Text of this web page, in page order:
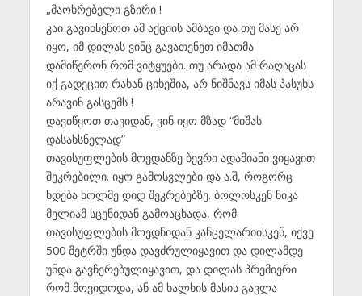
„მაოხრებელი გზირი !
კაი გავიხსენოთ ამ აქციის ამბავი და თუ მასე არ
იყო, იმ დილას ვინც გავათენეთ იმათმა
დამიწერონ რომ ვიტყუები. თუ არადა ამ რაღაცას
იქ გადეცით რახან ციხეშია, არ ნიშნავს იმას პასუხს
არავინ გასცემს !
დავიწყოთ თავიდან, ვინ იყო მზად “მიშას
დასახსნელად”
თავისუფლების მოედანზე ბევრი ადამიანი ვიყავით
შეკრებილი. იყო გამოსვლები და ა.შ, როგორც
ხდება ხოლმე დიდ შეკრებებზე. ბოლოსკენ ნიკა
მელიამ სცენიდან გამოაცხადა, რომ
თავისუფლების მოედნიდან კანცელარიისკენ, იქვე
500 მეტრში უნდა დავძრულიყავით და დილამდე
უნდა გავჩერებულიყავით, და დილას პრემიერი
რომ მოვიდოდა, ან ამ ხალხის მასის გავლა